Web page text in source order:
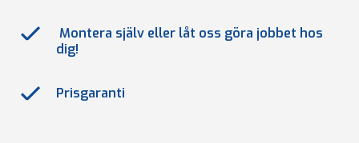
Montera själv eller låt oss göra jobbet hos
dig!
Prisgaranti